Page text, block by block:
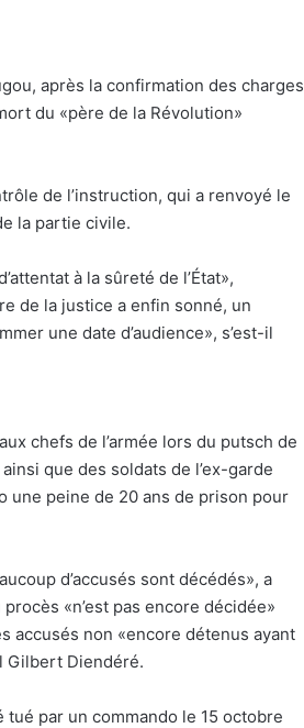
après la confirmation des charges
du «père de la Révolution»
de l’instruction, qui a renvoyé le
la partie civile.
à la sûreté de l’État»,
de la justice a enfin sonné, un
une date d’audience», s’est-il
chefs de l’armée lors du putsch de
que des soldats de l’ex-garde
une peine de 20 ans de prison pour
d’accusés sont décédés», a
«n’est pas encore décidée»
accusés non «encore détenus ayant
Gilbert Diendéré.
tué par un commando le 15 octobre